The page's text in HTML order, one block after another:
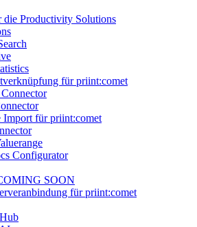
die Productivity Solutions
für priint:comet
Import für priint:comet
Configurator
SOON
für priint:comet